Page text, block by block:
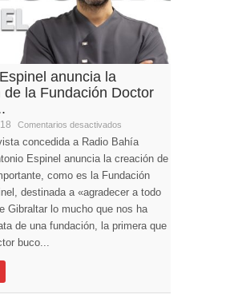
anuncia la
de la Fundación Doctor
Comentarios desactivados
concedida a Radio Bahía
Espinel anuncia la creación de
como es la Fundación
destinada a «agradecer a todo
Gibraltar lo mucho que nos ha
de una fundación, la primera que
buco...